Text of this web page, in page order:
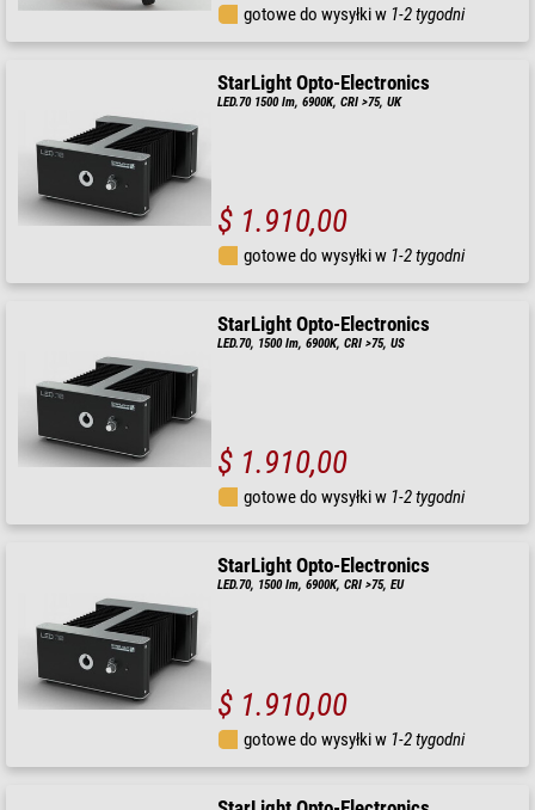
gotowe do wysyłki w 1-2 tygodni
StarLight Opto-Electronics
LED.70 1500 lm, 6900K, CRI >75, UK
$ 1.910,00
gotowe do wysyłki w 1-2 tygodni
StarLight Opto-Electronics
LED.70, 1500 lm, 6900K, CRI >75, US
$ 1.910,00
gotowe do wysyłki w 1-2 tygodni
StarLight Opto-Electronics
LED.70, 1500 lm, 6900K, CRI >75, EU
$ 1.910,00
gotowe do wysyłki w 1-2 tygodni